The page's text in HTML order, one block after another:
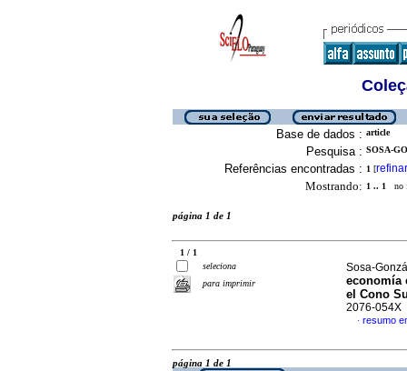
Base de dados : article
Pesquisa : SOSA-
Referências encontradas : 1 [refinar
Mostrando: 1 .. 1 no
página 1 de 1
1 / 1
seleciona
para imprimir
Sosa-
economía
el Cono
2076-054X
· resumo
página 1 de 1